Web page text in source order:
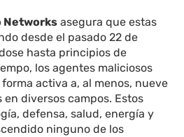
Networks asegura que estas
desde el pasado 22 de
hasta principios de
los agentes maliciosos
activa a, al menos, nueve
diversos campos. Estos
defensa, salud, energía y
ninguno de los